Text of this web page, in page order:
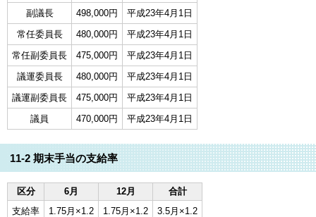
副議長
498,000円
平成23年4月1日
常任委員長
480,000円
平成23年4月1日
常任副委員長
475,000円
平成23年4月1日
議運委員長
480,000円
平成23年4月1日
議運副委員長
475,000円
平成23年4月1日
議員
470,000円 平成23年4月1日
11-2 期末手当の支給率
区分 6月 12月
合計
支給率
1.75月×1.2 1.75月×1.2 3.5月×1.2